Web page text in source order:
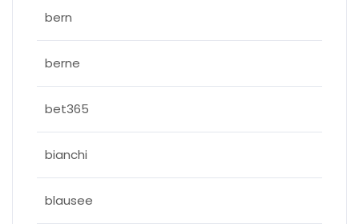
bern
berne
bet365
bianchi
blausee